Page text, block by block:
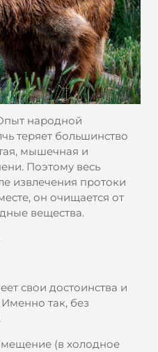
народной
теряет большинство
мышечная и
Поэтому весь
извлечения протоки
он очищается от
вещества.
свои достоинства и
так, без
(в холодное